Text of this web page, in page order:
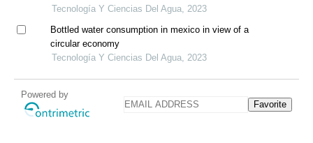
precipitaciones extremas
Tecnología Y Ciencias Del Agua, 2023
Bottled water consumption in mexico in view of a
circular economy
Tecnología Y Ciencias Del Agua, 2023
Powered by
Favorite